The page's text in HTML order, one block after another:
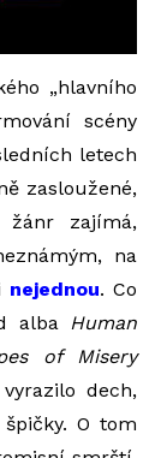
„hlavního
scény
letech
zasloužené,
zajímá,
na
nejednou. Co
alba
Human
of Misery
dech,
O tom